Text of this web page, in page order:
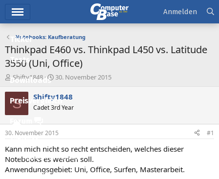
Ticker
Tests
Downloads
Preisvergleich
Forum
Aktuelles
Empfohlene Inhalte
Neue Beiträge
Anmelden
Notebooks: Kaufberatung
Thinkpad E460 vs. Thinkpad L450 vs. Latitude
3550 (Uni, Office)
E
r
s
t
e
r
Shifty1848
E
s
e
l
t
a
30. November 2015
S Shifty1848
Cadet 3rd Year
30. November 2015 #1
Kann mich nicht so recht entscheiden, welches dieser
Notebooks es werden soll.
Anwendungsgebiet: Uni, Office, Surfen, Masterarbeit.